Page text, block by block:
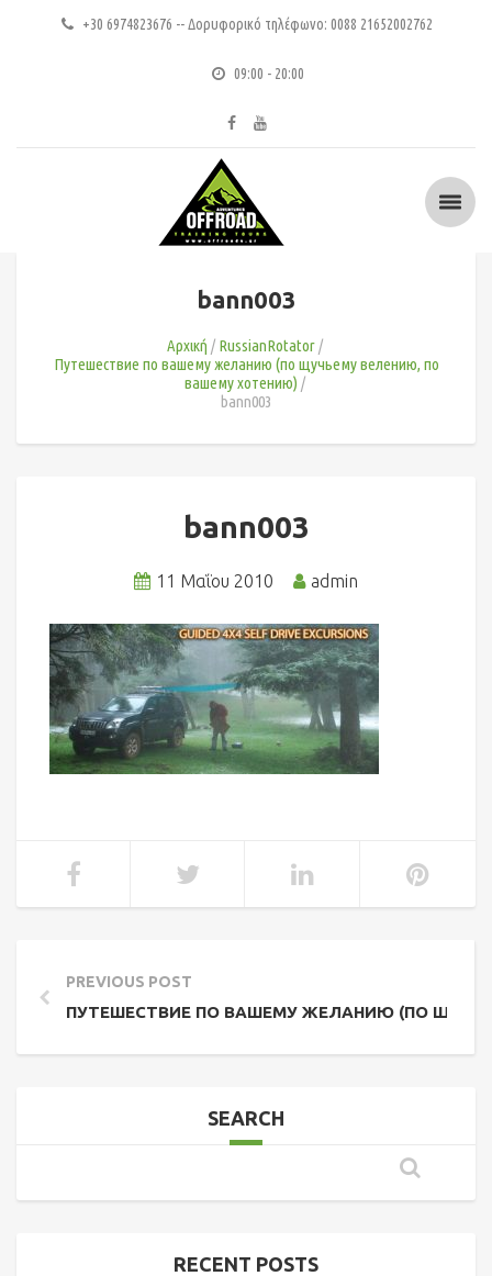
+30 6974823676 -- Δορυφορικό τηλέφωνο: 0088 21652002762
09:00 - 20:00
bann003
Αρχική
RussianRotator
Путешествие по вашему желанию (по щучьему велению, по
вашему хотению)
bann003
bann003
11 Μαΐου 2010 admin
PREVIOUS POST
ПУТЕШЕСТВИЕ ПО ВАШЕМУ ЖЕЛАНИЮ (ПО
SEARCH
RECENT POSTS